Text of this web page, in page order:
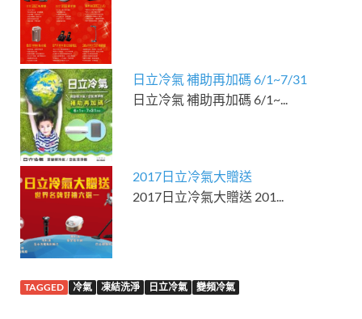
日立冷氣 補助再加碼 6/1~7/31
日立冷氣 補助再加碼 6/1~...
2017日立冷氣大贈送
2017日立冷氣大贈送 201...
TAGGED 冷氣 凍結洗淨 日立冷氣 變頻冷氣